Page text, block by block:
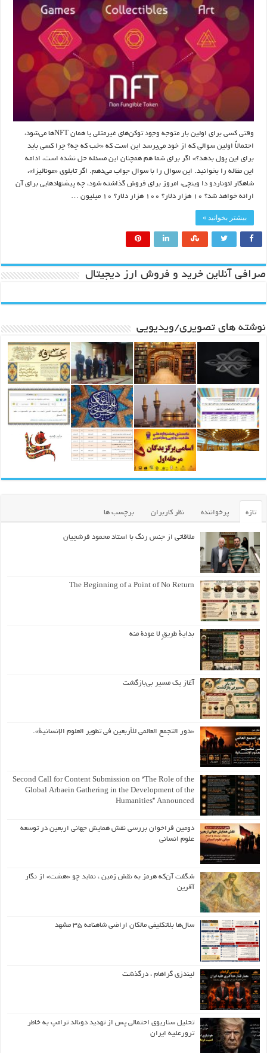
وقتی کسی برای اولین بار متوجه وجود توکن‌های غیرمثلی یا همان NFT‌ها می‌شود،
احتمالاً اولین سوالی که از خود می‌پرسد این است که «خب که چه؟ چرا کسی باید
برای این پول بدهد؟» اگر برای شما هم همچنان این مسئله حل نشده است، ادامه
این مقاله را بخوانید. این سوال را با سوال جواب می‌دهم. اگر تابلوی «مونالیزا»،
شاهکار لئوناردو دا وینچی، امروز برای فروش گذاشته شود، چه پیشنهادهایی برای آن
ارائه خواهد شد؟ ۱۰ هزار دلار؟ ۱۰۰ هزار دلار؟ ۱۰ میلیون …
بیشتر بخوانید »
صرافی آنلاین خرید و فروش ارز دیجیتال
نوشته های تصویری/ویدیویی
تازه پرخواننده نظر کاربران برچسب ها
ملاقاتی از جنس رنگ با استاد محمود فرشچیان
The Beginning of a Point of No Return
بداية طريقٍ لا عودة منه
آغاز یک مسیر بی‌بازگشت
«دور التجمع العالمي للأربعين في تطوير العلوم الإنسانية».
Second Call for Content Submission on “The Role of the
Global Arbaein Gathering in the Development of the
Humanities” Announced
دومین فراخوان بررسی نقش همایش جهانی اربعین در توسعه
علوم انسانی
شگفت آن‌که هرمز به نقش زمین ، نماید چو «هشت» از نگار
آفرین
سال‌ها بلاتکلیفی مالکان اراضی شاهنامه ۳۵ مشهد
لیندزی گراهام ، درگذشت
تحلیل سناریوی احتمالی پس از تهدید دونالد ترامپ به خاطر
ترورعلیه ایران